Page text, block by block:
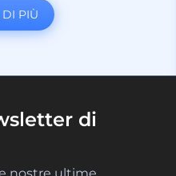
DI PIÙ
di
nostre ultime